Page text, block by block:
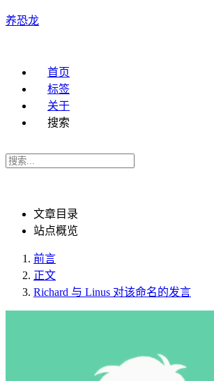
养恐龙
首页
标签
关于
搜索
文章目录
站点概览
前言
正文
Richard 与 Linus 对该命名的发言